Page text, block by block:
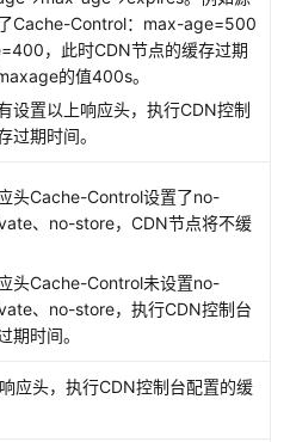
Cache-Control：max-age=500
，此时CDN节点的缓存过期
的值400s。
设置以上响应头，执行CDN控制
过期时间。
头Cache-Control设置了no-
、no-store，CDN节点将不缓
头Cache-Control未设置no-
、no-store，执行CDN控制台
期时间。
应头，执行CDN控制台配置的缓